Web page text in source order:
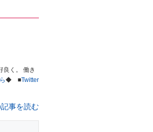
◆ ■Twitter
事を読む